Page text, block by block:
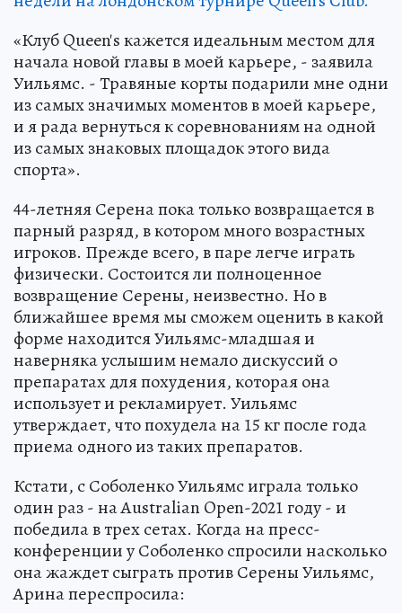
«Клуб Queen's кажется идеальным местом для
начала новой главы в моей карьере, - заявила
Уильямс. - Травяные корты подарили мне одни
из самых значимых моментов в моей карьере,
и я рада вернуться к соревнованиям на одной
из самых знаковых площадок этого вида
спорта».
44-летняя Серена пока только возвращается в
парный разряд, в котором много возрастных
игроков. Прежде всего, в паре легче играть
физически. Состоится ли полноценное
возвращение Серены, неизвестно. Но в
ближайшее время мы сможем оценить в какой
форме находится Уильямс-младшая и
наверняка услышим немало дискуссий о
препаратах для похудения, которая она
использует и рекламирует. Уильямс
утверждает, что похудела на 15 кг после года
приема одного из таких препаратов.
Кстати, с Соболенко Уильямс играла только
один раз - на Australian Open-2021 году - и
победила в трех сетах. Когда на пресс-
конференции у Соболенко спросили насколько
она жаждет сыграть против Серены Уильямс,
Арина переспросила: